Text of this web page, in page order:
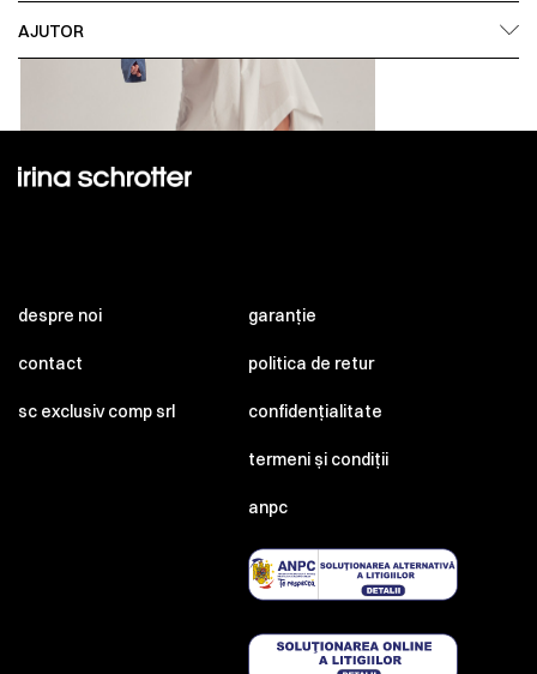
AJUTOR
despre noi
contact
sc exclusiv comp srl
garanție
politica de retur
confidențialitate
termeni și condiții
anpc